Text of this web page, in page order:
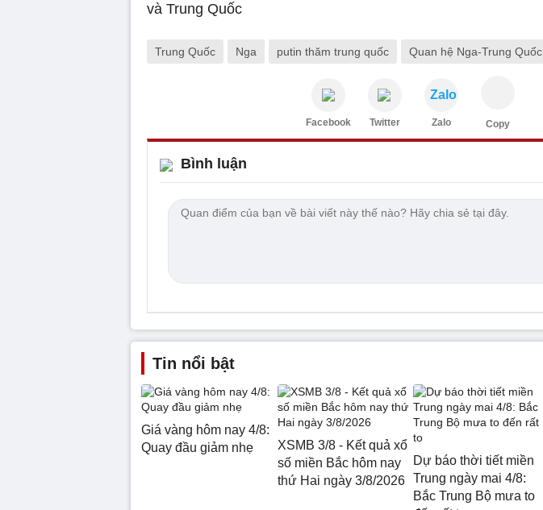
Trung Quốc Nga putin thăm trung quốc Quan hệ Nga-Trung Quốc
Facebook Twitter
Zalo
Zalo Copy
Bình luận
Tin nổi bật
Giá vàng hôm nay 4/8:
Quay đầu giảm nhẹ
XSMB 3/8 - Kết quả xổ
số miền Bắc hôm nay
thứ Hai ngày 3/8/2026
Dự báo thời tiết miền
Trung ngày mai 4/8:
Bắc Trung Bộ mưa to